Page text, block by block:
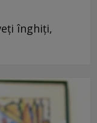
înghiţi,